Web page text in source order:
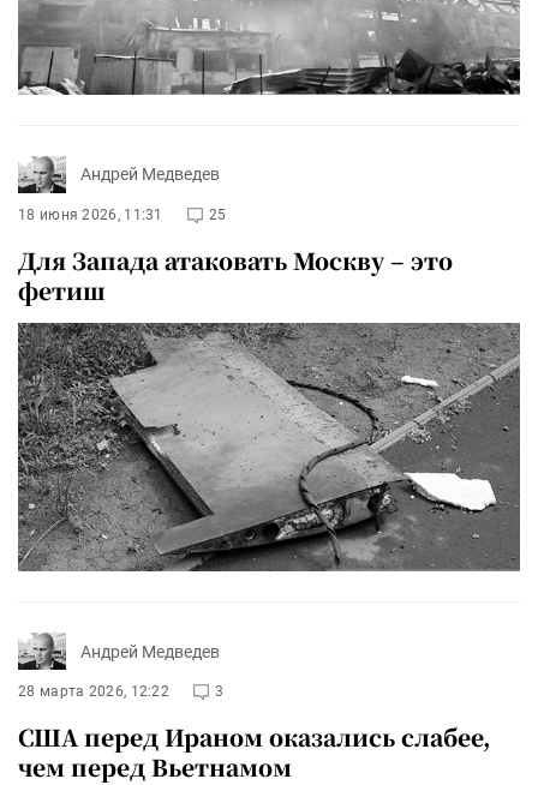
Андрей Медведев
18 июня 2026, 11:31 25
Для Запада атаковать Москву – это
фетиш
Андрей Медведев
28 марта 2026, 12:22 3
США перед Ираном оказались слабее,
чем перед Вьетнамом